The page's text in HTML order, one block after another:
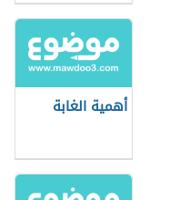
أهمية الغابة